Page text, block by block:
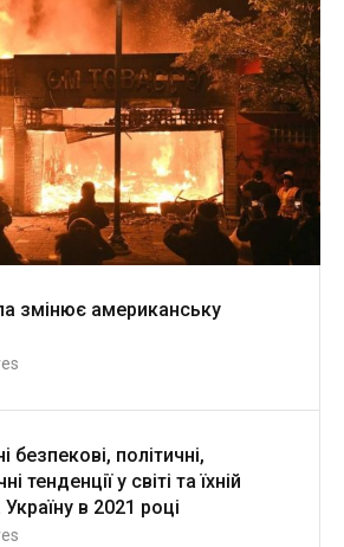
змінює американську
безпекові, політичні,
тенденції у світі та їхній
в 2021 році